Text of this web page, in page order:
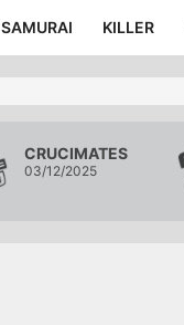
SAMURAI KILLER
CRUCIMATES
03/12/2025